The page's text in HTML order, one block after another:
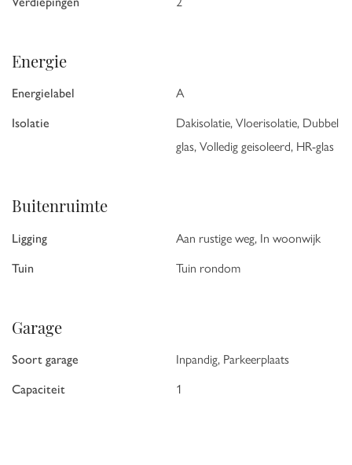
Energie
Energielabel
A
Isolatie
Dakisolatie, Vloerisolatie, Dubbel
glas, Volledig geisoleerd, HR-glas
Buitenruimte
Ligging
Aan rustige weg, In woonwijk
Tuin
Tuin rondom
Garage
Soort garage
Inpandig, Parkeerplaats
Capaciteit
1